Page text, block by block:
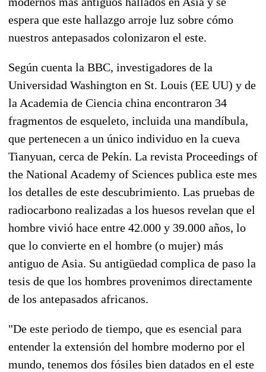
espera que este hallazgo arroje luz sobre cómo
nuestros antepasados colonizaron el este.
Según cuenta la BBC, investigadores de la
Universidad Washington en St. Louis (EE UU) y de
la Academia de Ciencia china encontraron 34
fragmentos de esqueleto, incluida una mandíbula,
que pertenecen a un único individuo en la cueva
Tianyuan, cerca de Pekín. La revista Proceedings of
the National Academy of Sciences publica este mes
los detalles de este descubrimiento. Las pruebas de
radiocarbono realizadas a los huesos revelan que el
hombre vivió hace entre 42.000 y 39.000 años, lo
que lo convierte en el hombre (o mujer) más
antiguo de Asia. Su antigüedad complica de paso la
tesis de que los hombres provenimos directamente
de los antepasados africanos.
"De este periodo de tiempo, que es esencial para
entender la extensión del hombre moderno por el
mundo, tenemos dos fósiles bien datados en el este